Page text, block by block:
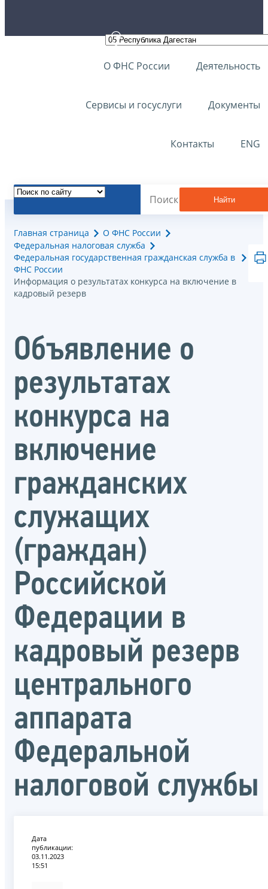
О ФНС России Деятельность
Сервисы и госуслуги Документы
Контакты ENG
Найти
Главная страница
О ФНС России
Федеральная налоговая служба
Федеральная государственная гражданская служба в
ФНС России
Информация о результатах конкурса на включение в
кадровый резерв
Объявление о
результатах
конкурса на
включение
гражданских
служащих
(граждан)
Российской
Федерации в
кадровый резерв
центрального
аппарата
Федеральной
налоговой службы
Дата
публикации:
03.11.2023
15:51